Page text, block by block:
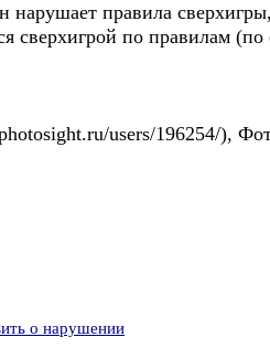
правила
сверхигрой по правилам
users/196254/),
о нарушении